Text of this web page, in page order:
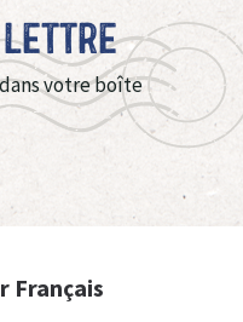
Lettre
votre boîte
Français